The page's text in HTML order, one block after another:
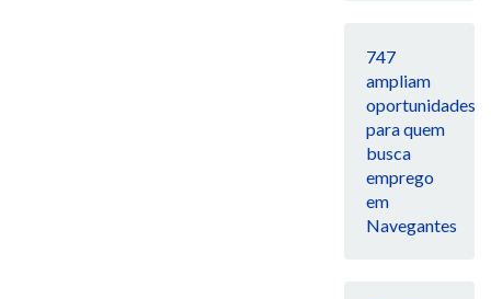
747
ampliam
oportunidades
para quem
busca
emprego
em
Navegantes